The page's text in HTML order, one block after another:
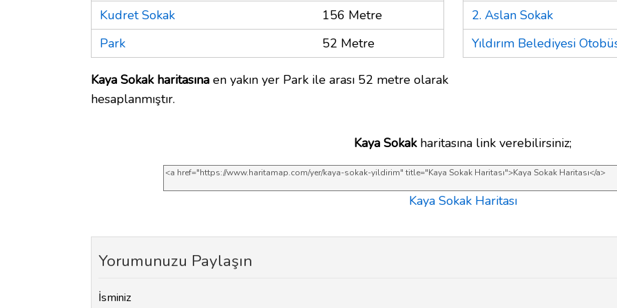
Kudret Sokak
156 Metre
Park
52 Metre
Kaya Sokak haritasına en yakın yer Park ile arası 52 metre olarak
hesaplanmıştır.
2. Aslan Sokak
Yıldırım Belediyesi
Kaya Sokakharitasına link verebilirsiniz;
Kaya Sokak Haritası
Yorumunuzu Paylaşın
İsminiz